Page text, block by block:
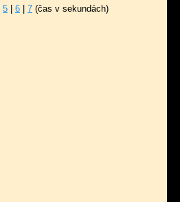
5 6 7 (čas v sekundách)